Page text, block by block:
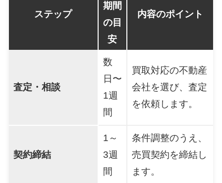
ステップ
期間
の目
安
内容のポイント
査定・相談
数
日〜
1週
間
買取対応の不動産
会社を選び、査定
を依頼します。
契約締結
1～
3週
間
条件調整のうえ、
売買契約を締結し
ます。